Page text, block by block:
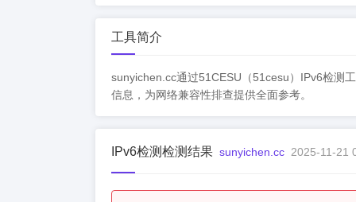
工具简介
sunyichen.cc通过51CESU（51cesu）IPv6检测
信息，为网络兼容性排查提供全面参考。
IPv6检测检测结果 sunyichen.cc 2025-11-21